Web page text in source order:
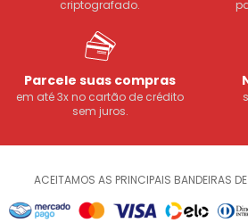
criptografado.
Parcele suas compras
em até 3x no cartão de crédito
sem juros.
ACEITAMOS AS PRINCIPAIS BANDEIRAS